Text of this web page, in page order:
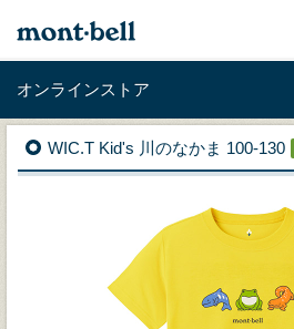
オンラインストア
WIC.T Kid's 川のなかま 100-130